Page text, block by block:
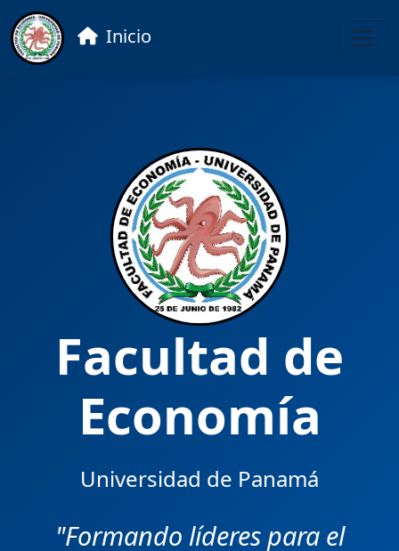
Inicio
Facultad de
Economía
Universidad de Panamá
"Formando líderes para el